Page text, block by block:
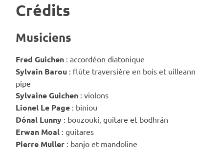
Crédits
Musiciens
Fred Guichen : accordéon diatonique
Sylvain Barou : flûte traversière en bois et uilleann
pipe
Sylvaine Guichen : violons
Lionel Le Page : biniou
Dónal Lunny : bouzouki, guitare et bodhrán
Erwan Moal : guitares
Pierre Muller : banjo et mandoline